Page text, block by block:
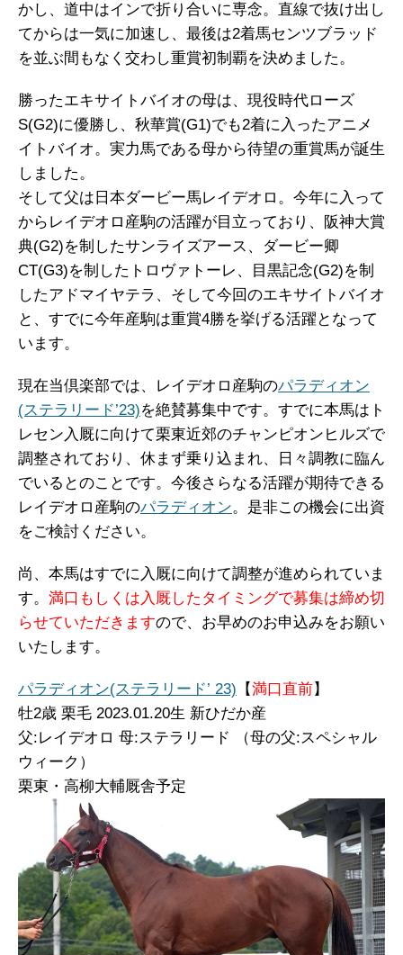
かし、道中はインで折り合いに専念。直線で抜け出し
てからは一気に加速し、最後は2着馬センツブラッド
を並ぶ間もなく交わし重賞初制覇を決めました。
勝ったエキサイトバイオの母は、現役時代ローズ
S(G2)に優勝し、秋華賞(G1)でも2着に入ったアニメ
イトバイオ。実力馬である母から待望の重賞馬が誕生
しました。
そして父は日本ダービー馬レイデオロ。今年に入って
からレイデオロ産駒の活躍が目立っており、阪神大賞
典(G2)を制したサンライズアース、ダービー卿
CT(G3)を制したトロヴァトーレ、目黒記念(G2)を制
したアドマイヤテラ、そして今回のエキサイトバイオ
と、すでに今年産駒は重賞4勝を挙げる活躍となって
います。
現在当倶楽部では、レイデオロ産駒のパラディオン
(ステラリード’23)を絶賛募集中です。すでに本馬はト
レセン入厩に向けて栗東近郊のチャンピオンヒルズで
調整されており、休まず乗り込まれ、日々調教に臨ん
でいるとのことです。今後さらなる活躍が期待できる
レイデオロ産駒のパラディオン。是非この機会に出資
をご検討ください。
尚、本馬はすでに入厩に向けて調整が進められていま
す。 満口もしくは入厩したタイミングで募集は締め切
らせていただきますので、お早めのお申込みをお願い
いたします。
パラディオン(ステラリード’ 23) 【満口直前】
牡2歳 栗毛 2023.01.20生 新ひだか産
父:レイデオロ 母:ステラリード （母の父:スペシャル
ウィーク）
栗東・高柳大輔厩舎予定